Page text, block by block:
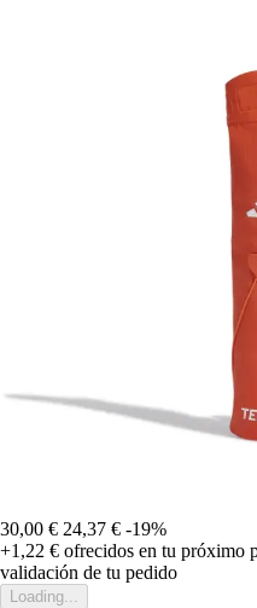
30,00 € 24,37 € -19%
+1,22 € ofrecidos en tu próximo
validación de tu pedido
Loading...